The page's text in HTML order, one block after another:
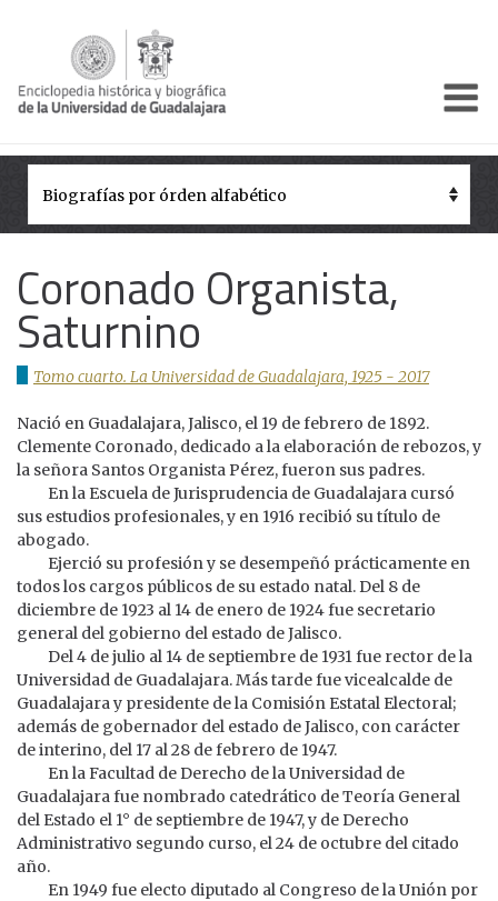
Presentación
Biografías
Documentos institucionales
Coronado Organista,
Saturnino
Tomo cuarto. La Universidad de Guadalajara, 1925 - 2017
Nació en Guadalajara, Jalisco, el 19 de febrero de 1892.
Clemente Coronado, dedicado a la elaboración de rebozos, y
la señora Santos Organista Pérez, fueron sus padres.
En la Escuela de Jurisprudencia de Guadalajara cursó
sus estudios profesionales, y en 1916 recibió su título de
abogado.
Ejerció su profesión y se desempeñó prácticamente en
todos los cargos públicos de su estado natal. Del 8 de
diciembre de 1923 al 14 de enero de 1924 fue secretario
general del gobierno del estado de Jalisco.
Del 4 de julio al 14 de septiembre de 1931 fue rector de la
Universidad de Guadalajara. Más tarde fue vicealcalde de
Guadalajara y presidente de la Comisión Estatal Electoral;
además de gobernador del estado de Jalisco, con carácter
de interino, del 17 al 28 de febrero de 1947.
En la Facultad de Derecho de la Universidad de
Guadalajara fue nombrado catedrático de Teoría General
del Estado el 1° de septiembre de 1947, y de Derecho
Administrativo segundo curso, el 24 de octubre del citado
año.
En 1949 fue electo diputado al Congreso de la Unión por